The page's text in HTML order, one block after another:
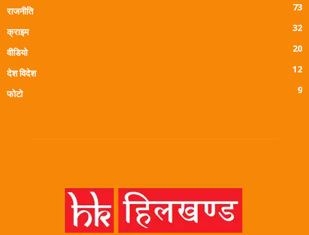
राजनीति
73
क्राइम
32
वीडियो
20
देश विदेश
12
फोटो
9